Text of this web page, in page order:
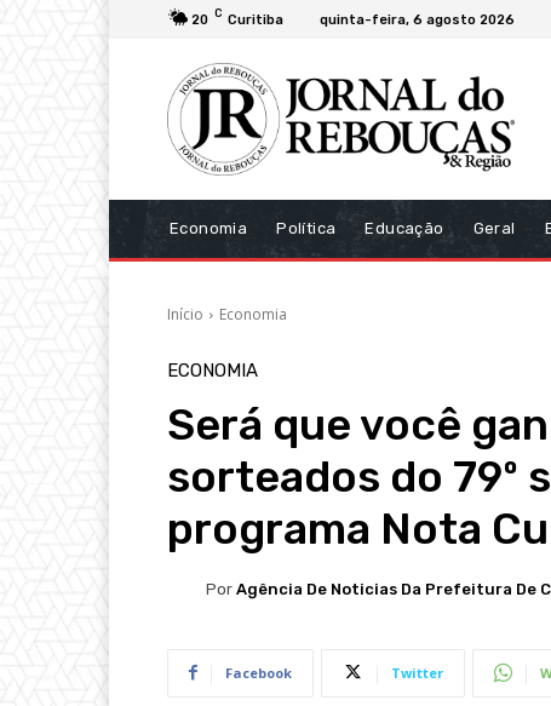
20 C Curitiba quinta-feira, 6 agosto 2026
Economia Política Educação Geral
Início Economia
ECONOMIA
Será que você
sorteados do 79º
programa Nota
Por Agência De Noticias Da Prefeitura De
Facebook Twitter